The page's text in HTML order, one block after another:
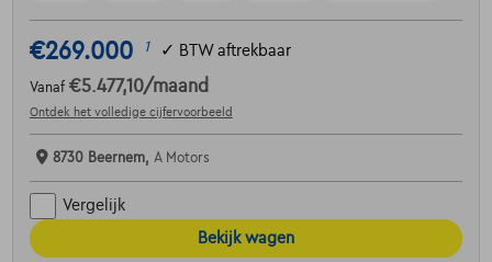
€269.000 1 ✓ BTW aftrekbaar
Vanaf €5.477,10/maand
Ontdek het volledige cijfervoorbeeld
8730 Beernem, A Motors
Vergelijk
Bekijk wagen